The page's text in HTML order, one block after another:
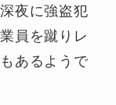
夜に強盗犯
員を蹴りレ
あるようで